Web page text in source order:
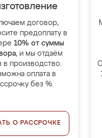
договор,
предоплату в
10% от суммы
, и мы отдаём
в производство.
оплата в
без %.
О РАССРОЧКЕ